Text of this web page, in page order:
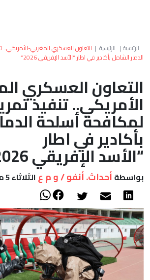
العالم
الصحراء
الرئيسية| الرئيسية | التعاون العسكري المغربي-الأمريكي..
الدمار الشامل بأكادير في اطار “الأسد الإفريقي 2026”
التعاون العسكري
الأمريكي.. تنفيذ
لمكافحة أسلحة
بأكادير في اطار
“الأسد الإفريقي 2026”
بواسطة أحداث. أنفو / و م ع الثلاثاء 5 مايو, 2026 - 21:30